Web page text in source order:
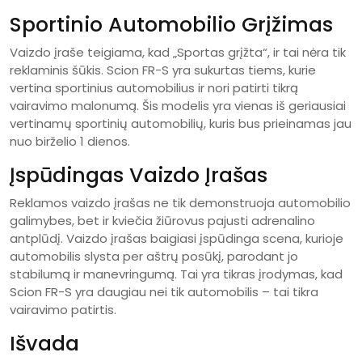
Sportinio Automobilio Grįžimas
Vaizdo įraše teigiama, kad „Sportas grįžta“, ir tai nėra tik
reklaminis šūkis. Scion FR-S yra sukurtas tiems, kurie
vertina sportinius automobilius ir nori patirti tikrą
vairavimo malonumą. Šis modelis yra vienas iš geriausiai
vertinamų sportinių automobilių, kuris bus prieinamas jau
nuo birželio 1 dienos.
Įspūdingas Vaizdo Įrašas
Reklamos vaizdo įrašas ne tik demonstruoja automobilio
galimybes, bet ir kviečia žiūrovus pajusti adrenalino
antplūdį. Vaizdo įrašas baigiasi įspūdinga scena, kurioje
automobilis slysta per aštrų posūkį, parodant jo
stabilumą ir manevringumą. Tai yra tikras įrodymas, kad
Scion FR-S yra daugiau nei tik automobilis – tai tikra
vairavimo patirtis.
Išvada